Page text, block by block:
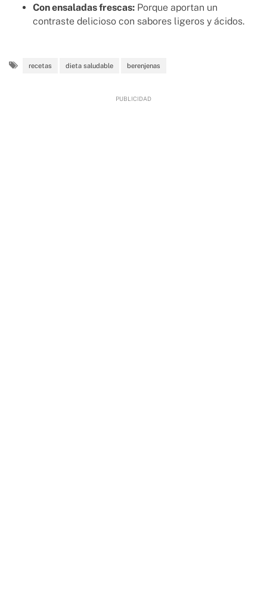
Con ensaladas frescas: Porque aportan un
contraste delicioso con sabores ligeros y ácidos.
recetas dieta saludable berenjenas